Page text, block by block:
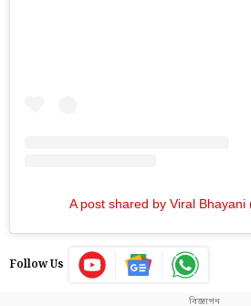
A post shared by Viral Bhayani
Follow Us